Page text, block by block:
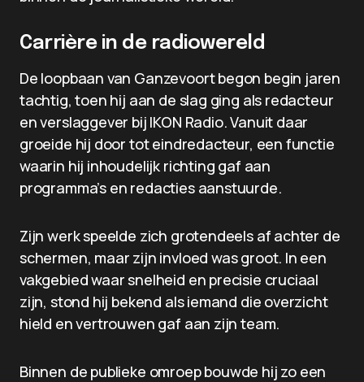
Carrière in de radiowereld
De loopbaan van Ganzevoort begon begin jaren
tachtig, toen hij aan de slag ging als redacteur
en verslaggever bij IKON Radio. Vanuit daar
groeide hij door tot eindredacteur, een functie
waarin hij inhoudelijk richting gaf aan
programma’s en redacties aanstuurde.
Zijn werk speelde zich grotendeels af achter de
schermen, maar zijn invloed was groot. In een
vakgebied waar snelheid en precisie cruciaal
zijn, stond hij bekend als iemand die overzicht
hield en vertrouwen gaf aan zijn team.
Binnen de publieke omroep bouwde hij zo een